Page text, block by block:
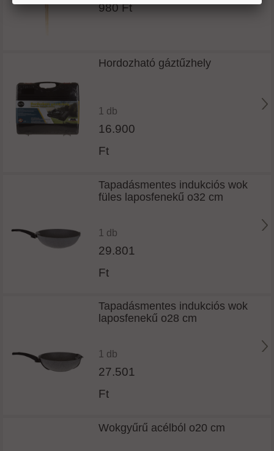
980 Ft
Hordozható gáztűzhely
1 db
16.900
Ft
Tapadásmentes indukciós wok
füles laposfenekű o32 cm
1 db
29.801
Ft
Tapadásmentes indukciós wok
laposfenekű o28 cm
1 db
27.501
Ft
Wokgyűrű acélból o20 cm